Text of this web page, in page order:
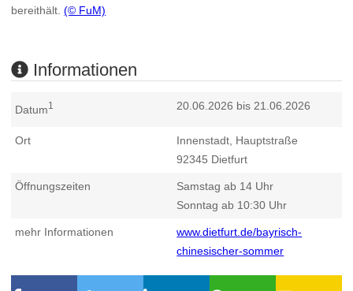
bereithält.(© FuM)
Informationen
Datum1 20.06.2026 bis 21.06.2026
Ort
Innenstadt, Hauptstraße
92345 Dietfurt
Öffnungszeiten
Samstag ab 14 Uhr
Sonntag ab 10:30 Uhr
mehr Informationen
www.dietfurt.de/bayrisch-
chinesischer-sommer